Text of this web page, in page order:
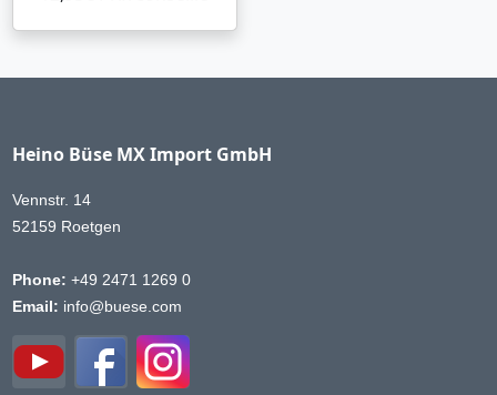
Heino Büse MX Import GmbH
Vennstr. 14
52159 Roetgen
Phone: +49 2471 1269 0
Email: info@buese.com